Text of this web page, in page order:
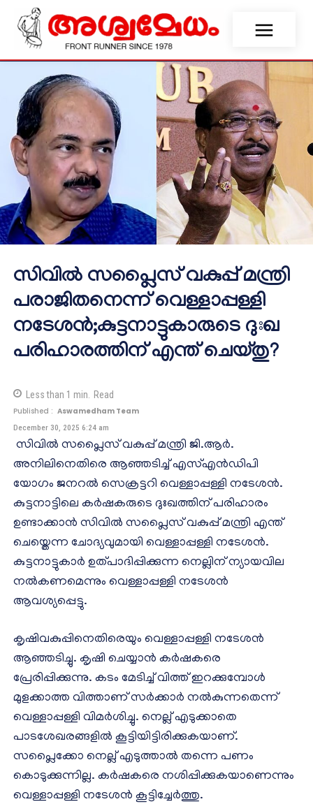
സിവിൽ സപ്ലൈസ് വകുപ്പ് മന്ത്രി
പരാജിതനെന്ന് വെള്ളാപ്പള്ളി
നടേശൻ;കുട്ടനാട്ടുകാരുടെ ദുഃഖ
പരിഹാരത്തിന് എന്ത് ചെയ്തു?
Less than 1 min. Read
Published : Aswamedham Team
December 30, 2025 6:24 am
സിവിൽ സപ്ലൈസ് വകുപ്പ് മന്ത്രി ജി.ആർ.
അനിലിനെതിരെ ആഞ്ഞടിച്ച് എസ്എൻഡിപി
യോഗം ജനറൽ സെക്രട്ടറി വെള്ളാപ്പള്ളി നടേശൻ.
കുട്ടനാട്ടിലെ കർഷകരുടെ ദുഃഖത്തിന് പരിഹാരം
ഉണ്ടാക്കാൻ സിവിൽ സപ്ലൈസ് വകുപ്പ് മന്ത്രി എന്ത്
ചെയ്തെന്ന ചോദ്യവുമായി വെള്ളാപ്പള്ളി നടേശൻ.
കുട്ടനാട്ടുകാർ ഉത്പാദിപ്പിക്കുന്ന നെല്ലിന് ന്യായവില
നൽകണമെന്നും വെള്ളാപ്പള്ളി നടേശൻ
ആവശ്യപ്പെട്ടു.
കൃഷിവകുപ്പിനെതിരെയും വെള്ളാപ്പള്ളി നടേശൻ
ആഞ്ഞടിച്ചു. കൃഷി ചെയ്യാൻ കർഷകരെ
പ്രേരിപ്പിക്കുന്നു. കടം മേടിച്ച് വിത്ത് ഇറക്കുമ്പോൾ
മുളക്കാത്ത വിത്താണ് സർക്കാർ നൽകുന്നതെന്ന്
വെള്ളാപ്പള്ളി വിമർശിച്ചു. നെല്ല് എടുക്കാതെ
പാടശേഖരങ്ങളിൽ കൂട്ടിയിട്ടിരിക്കുകയാണ്.
സപ്ലൈക്കോ നെല്ല് എടുത്താൽ തന്നെ പണം
കൊടുക്കുന്നില്ല. കർഷകരെ നശിപ്പിക്കുകയാണെന്നും
വെള്ളാപ്പള്ളി നടേശൻ കൂട്ടിച്ചേർത്തു.